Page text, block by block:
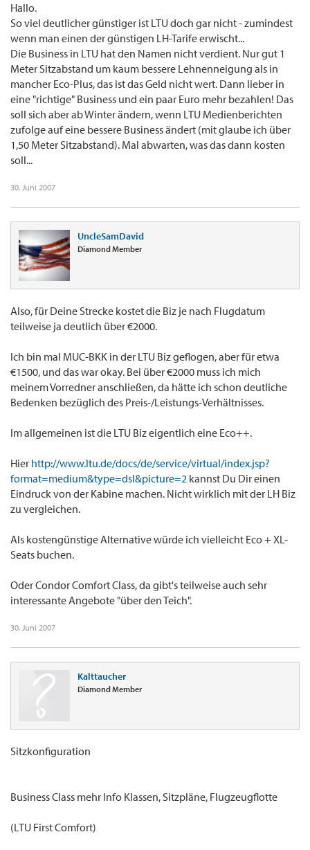
Hallo.
So viel deutlicher günstiger ist LTU doch gar nicht - zumindest
wenn man einen der günstigen LH-Tarife erwischt...
Die Business in LTU hat den Namen nicht verdient. Nur gut 1
Meter Sitzabstand um kaum bessere Lehnenneigung als in
mancher Eco-Plus, das ist das Geld nicht wert. Dann lieber in
eine "richtige" Business und ein paar Euro mehr bezahlen! Das
soll sich aber ab Winter ändern, wenn LTU Medienberichten
zufolge auf eine bessere Business ändert (mit glaube ich über
1,50 Meter Sitzabstand). Mal abwarten, was das dann kosten
soll...
30. Juni 2007
UncleSamDavid
Diamond Member
Also, für Deine Strecke kostet die Biz je nach Flugdatum
teilweise ja deutlich über €2000.
Ich bin mal MUC-BKK in der LTU Biz geflogen, aber für etwa
€1500, und das war okay. Bei über €2000 muss ich mich
meinem Vorredner anschließen, da hätte ich schon deutliche
Bedenken bezüglich des Preis-/Leistungs-Verhältnisses.
Im allgemeinen ist die LTU Biz eigentlich eine Eco++.
Hier http://www.ltu.de/docs/de/service/virtual/index.jsp?
format=medium&type=dsl&picture=2 kannst Du Dir einen
Eindruck von der Kabine machen. Nicht wirklich mit der LH Biz
zu vergleichen.
Als kostengünstige Alternative würde ich vielleicht Eco + XL-
Seats buchen.
Oder Condor Comfort Class, da gibt's teilweise auch sehr
interessante Angebote "über den Teich".
30. Juni 2007
Kalttaucher
Diamond Member
Sitzkonfiguration
Business Class mehr Info Klassen, Sitzpläne, Flugzeugflotte
(LTU First Comfort)